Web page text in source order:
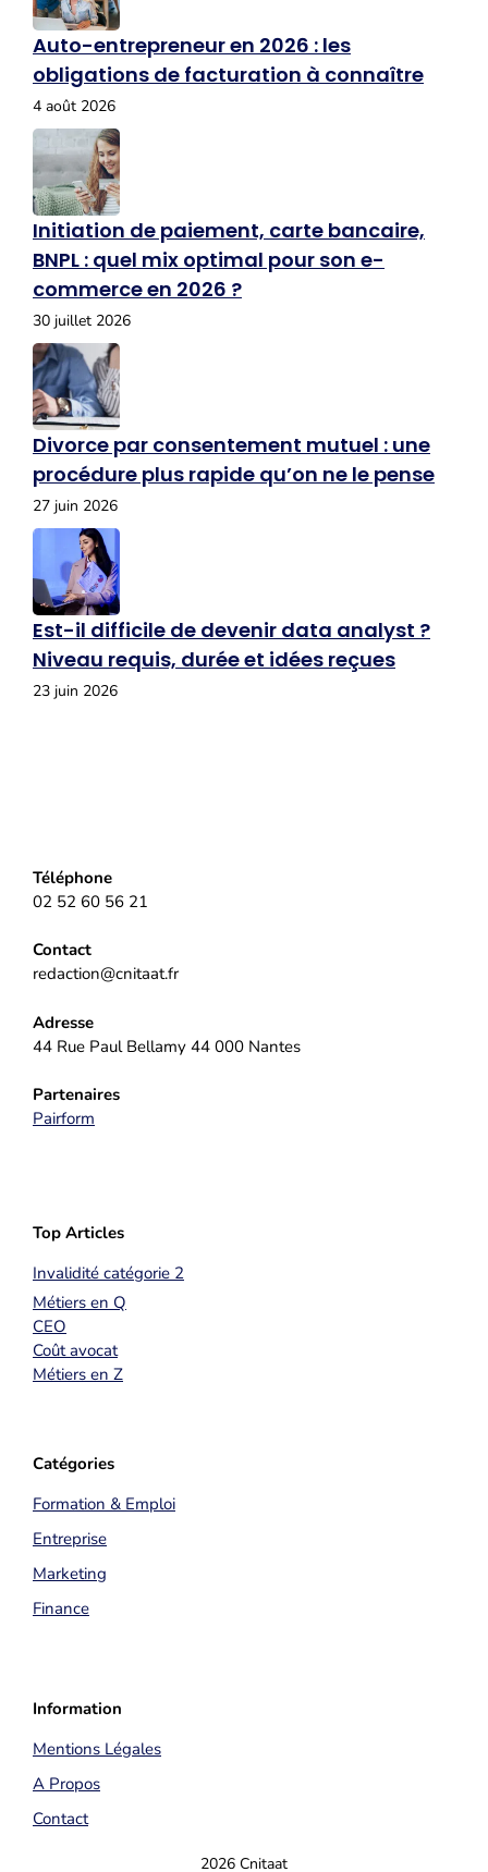
Auto-entrepreneur en 2026 : les
obligations de facturation à connaître
4 août 2026
Initiation de paiement, carte bancaire,
BNPL : quel mix optimal pour son e-
commerce en 2026 ?
30 juillet 2026
Divorce par consentement mutuel : une
procédure plus rapide qu’on ne le pense
27 juin 2026
Est-il difficile de devenir data analyst ?
Niveau requis, durée et idées reçues
23 juin 2026
Téléphone
02 52 60 56 21
Contact
redaction@cnitaat.fr
Adresse
44 Rue Paul Bellamy 44 000 Nantes
Partenaires
Pairform
Top Articles
Invalidité catégorie 2
Métiers en Q
CEO
Coût avocat
Métiers en Z
Catégories
Formation & Emploi
Entreprise
Marketing
Finance
Information
Mentions Légales
A Propos
Contact
2026 Cnitaat